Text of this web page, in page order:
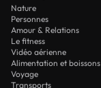
Nature
Personnes
Amour & Relations
Le fitness
Vidéo aérienne
Alimentation et boissons
Voyage
Transports